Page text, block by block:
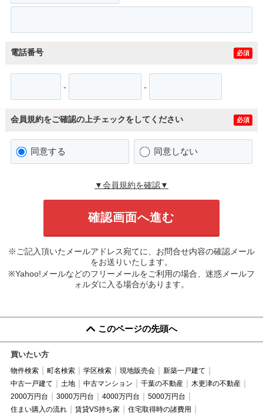
電話番号 必須
- -
会員規約をご確認の上チェックをしてください 必須
同意する 同意しない
▼会員規約を確認▼
※ご記入頂いたメールアドレス宛てに、お問合せ内容の確認メール
をお送りいたします。
※Yahoo!メールなどのフリーメールをご利用の場合、迷惑メールフ
ォルダに入る場合があります。
このページの先頭へ
買いたい方
物件検索 町名検索 学区検索 現地販売会
新築一戸建て
中古一戸建て
土地 中古マンション 千葉の不動産
木更津の不動産
2000万円台
3000万円台 4000万円台
5000万円台
住まい購入の流れ
賃貸VS持ち家
住宅取得時の諸費用